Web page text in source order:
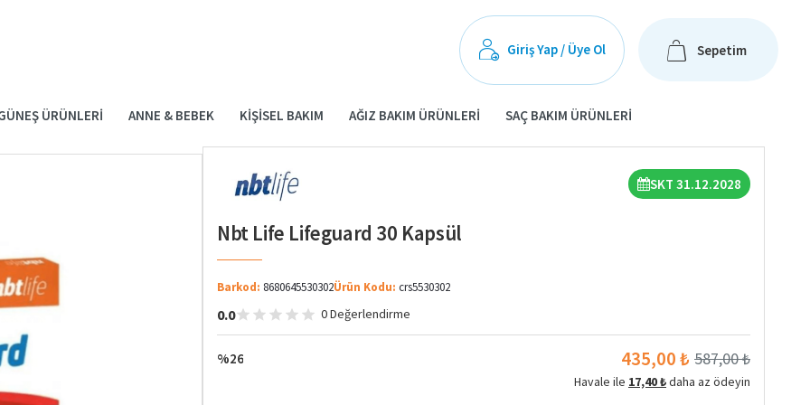
Giriş Yap / Üye Ol Sepetim
ÜRÜNLERI ANNE & BEBEK KIŞISEL BAKIM AĞIZ BAKIM ÜRÜNLERI SAÇ BAKIM ÜRÜNLERI
SKT 31.12.2028
Nbt Life Lifeguard 30 Kapsül
Barkod: 8680645530302Ürün Kodu: crs5530302
0.0 0 Değerlendirme
%26 435,00 ₺ 587,00 ₺
Havale ile 17,40 ₺daha az ödeyin